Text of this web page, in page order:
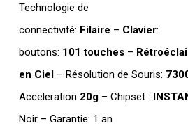
Technologie de
connectivité: Filaire – Clavier:
boutons: 101 touches –
en Ciel – Résolution de Souris:
Acceleration 20g– Chipset :
Noir – Garantie: 1 an